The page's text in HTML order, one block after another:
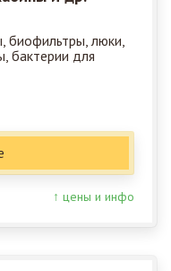
биофильтры, люки,
бактерии для
↑ цены и инфо